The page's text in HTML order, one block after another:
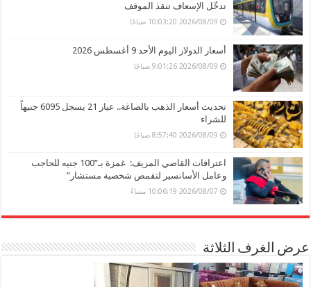
تدخّل الإسعاف تنقذ الموقف
2026/08/09 10:03:20 صباحًا
أسعار الدولار اليوم الأحد 9 أغسطس 2026
2026/08/09 9:01:26 صباحًا
تحديث أسعار الذهب بالصاغة.. عيار 21 يسجل 6095 جنيهاً
للشراء
2026/08/09 8:57:40 صباحًا
اعترافات القاضي المزيف: غمزة بـ”100 جنيه للحاجب
وعامل الأسانسير لتقمص شخصية مستشار”
2026/08/07 10:06:19 مساءً
عرض الغرف الثلاثة